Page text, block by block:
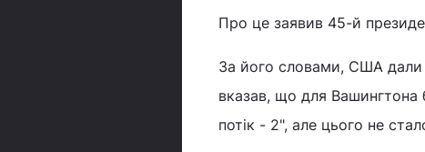
Про це заявив 45-й
За його словами, США дали
вказав, що для Вашингтона
потік - 2", але цього не